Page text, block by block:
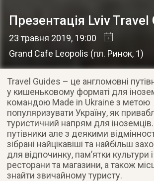
Презентація Lviv Travel
23 травня 2019, 19:00
Grand Cafe Leopolis (пл. Ринок, 1)
Travel Guides – це англомовні
у кишеньковому форматі для
командою Made in Ukraine з метою
популяризувати Україну, як
туристичний напрям для
путівники але з деякими
зібрані найцікавіші та найбільш
для відпочинку, пам’ятки культури і
ресторани та магазини, а також
знайти звичайному туристу.